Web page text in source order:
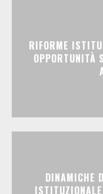
RIFORME
OPPORTUNITÀ
DINAMICHE